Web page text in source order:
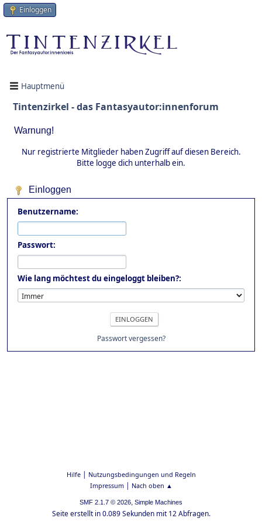
Einloggen
Hauptmenü
Tintenzirkel - das Fantasyautor:innenforum
Warnung!
Nur registrierte Mitglieder haben Zugriff auf diesen Bereich.
Bitte logge dich unterhalb ein.
Einloggen
Benutzername:
Passwort:
Wie lang möchtest du eingeloggt bleiben?:
Passwort vergessen?
Hilfe| Nutzungsbedingungen und Regeln
Impressum| Nach oben ▲
SMF 2.1.7 © 2026, Simple Machines
Seite erstellt in 0.089 Sekunden mit 12 Abfragen.